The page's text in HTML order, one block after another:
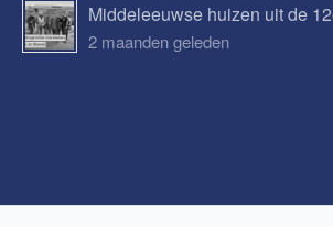
2 maanden geleden